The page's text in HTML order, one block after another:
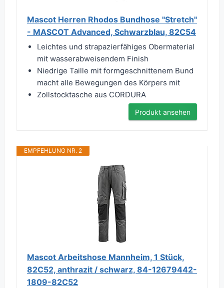
Mascot Herren Rhodos Bundhose "Stretch"
- MASCOT Advanced, Schwarzblau, 82C54
Leichtes und strapazierfähiges Obermaterial
mit wasserabweisendem Finish
Niedrige Taille mit formgeschnittenem Bund
macht alle Bewegungen des Körpers mit
Zollstocktasche aus CORDURA
Produkt ansehen
EMPFEHLUNG NR. 2
Mascot Arbeitshose Mannheim, 1 Stück,
82C52, anthrazit / schwarz, 84-12679442-
1809-82C52